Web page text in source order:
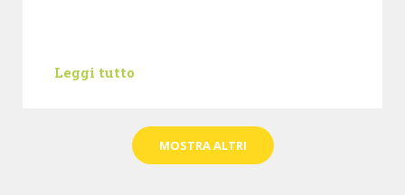
Leggi tutto
MOSTRA ALTRI